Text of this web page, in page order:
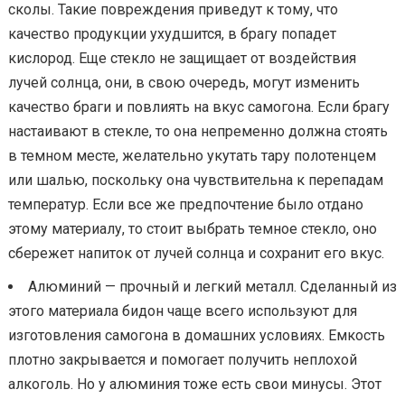
сколы. Такие повреждения приведут к тому, что
качество продукции ухудшится, в брагу попадет
кислород. Еще стекло не защищает от воздействия
лучей солнца, они, в свою очередь, могут изменить
качество браги и повлиять на вкус самогона. Если брагу
настаивают в стекле, то она непременно должна стоять
в темном месте, желательно укутать тару полотенцем
или шалью, поскольку она чувствительна к перепадам
температур. Если все же предпочтение было отдано
этому материалу, то стоит выбрать темное стекло, оно
сбережет напиток от лучей солнца и сохранит его вкус.
Алюминий — прочный и легкий металл. Сделанный из
этого материала бидон чаще всего используют для
изготовления самогона в домашних условиях. Емкость
плотно закрывается и помогает получить неплохой
алкоголь. Но у алюминия тоже есть свои минусы. Этот